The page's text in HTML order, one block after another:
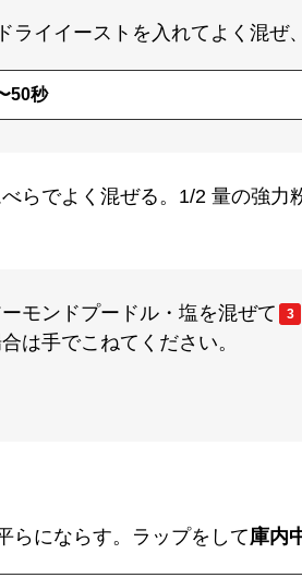
ライイーストを入れてよく混ぜ
50秒
らでよく混ぜる。1/2 量の強力
モンドプードル・塩を混ぜて 3
は手でこねてください。
らにならす。ラップをして庫内